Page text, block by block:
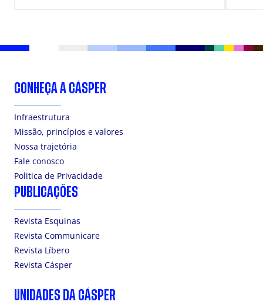
CONHEÇA A CÁSPER
Infraestrutura
Missão, princípios e valores
Nossa trajetória
Fale conosco
Politica de Privacidade
PUBLICAÇÕES
Revista Esquinas
Revista Communicare
Revista Líbero
Revista Cásper
UNIDADES DA CÁSPER